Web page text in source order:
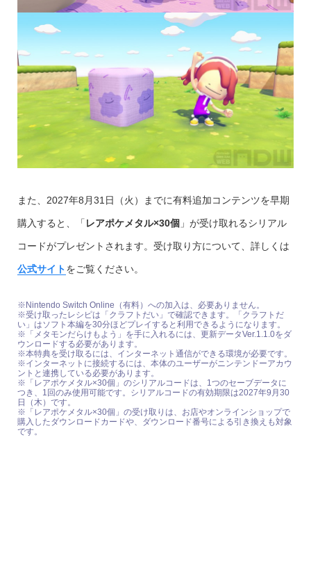
また、2027年8月31日（火）までに有料追加コンテンツを早期
購入すると、「 レアポケメタル×30個 」が受け取れるシリアル
コードがプレゼントされます。受け取り方について、詳しくは
公式サイトをご覧ください。
※Nintendo Switch Online（有料）への加入は、必要ありません。
※受け取ったレシピは「クラフトだい」で確認できます。「クラフトだ
い」はソフト本編を30分ほどプレイすると利用できるようになります。
※「メタモンだらけもよう」を手に入れるには、更新データVer.1.1.0をダ
ウンロードする必要があります。
※本特典を受け取るには、インターネット通信ができる環境が必要です。
※インターネットに接続するには、本体のユーザーがニンテンドーアカウ
ントと連携している必要があります。
※「レアポケメタル×30個」のシリアルコードは、1つのセーブデータに
つき、1回のみ使用可能です。シリアルコードの有効期限は2027年9月30
日（木）です。
※「レアポケメタル×30個」の受け取りは、お店やオンラインショップで
購入したダウンロードカードや、ダウンロード番号による引き換えも対象
です。